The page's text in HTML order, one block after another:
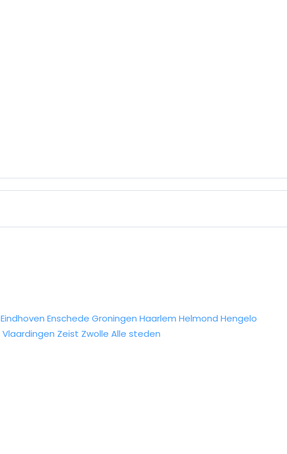
Eindhoven Enschede Groningen Haarlem Helmond Hengelo
Vlaardingen Zeist Zwolle Alle steden